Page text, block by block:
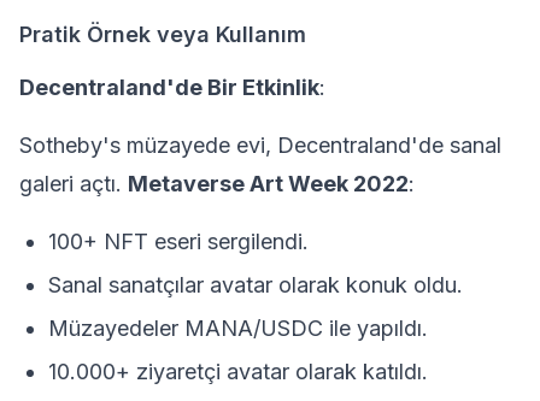
Pratik Örnek veya Kullanım
Decentraland'de Bir Etkinlik:
Sotheby's müzayede evi, Decentraland'de sanal
galeri açtı. Metaverse Art Week 2022:
100+ NFT eseri sergilendi.
Sanal sanatçılar avatar olarak konuk oldu.
Müzayedeler MANA/USDC ile yapıldı.
10.000+ ziyaretçi avatar olarak katıldı.